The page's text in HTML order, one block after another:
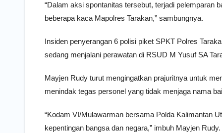
“Dalam aksi spontanitas tersebut, terjadi pelemparan
beberapa kaca Mapolres Tarakan,” sambungnya.
Insiden penyerangan 6 polisi piket SPKT Polres
sedang menjalani perawatan di RSUD M Yusuf SA
Mayjen Rudy turut mengingatkan prajuritnya untuk
menindak tegas personel yang tidak menjaga nama
“Kodam VI/Mulawarman bersama Polda Kalimantan
kepentingan bangsa dan negara,” imbuh Mayjen Rudy.